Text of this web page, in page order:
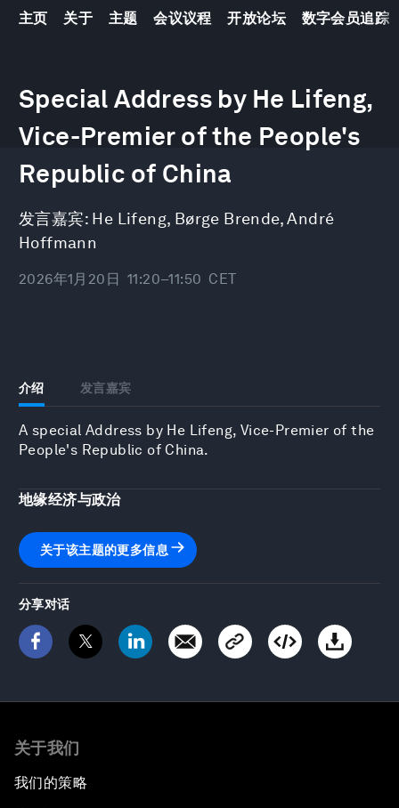
主页 关于 主题 会议议程 开放论坛 数字会员追踪
Special Address by He Lifeng,
Vice-Premier of the People's
Republic of China
发言嘉宾: He Lifeng, Børge Brende,André
Hoffmann
2026年1月20日 11:20–11:50 CET
介绍 发言嘉宾
A special Address by He Lifeng, Vice-Premier of the
People's Republic of China.
地缘经济与政治
关于该主题的更多信息
分享对话
seconds
of
minutes,
10
关于我们
我们的策略